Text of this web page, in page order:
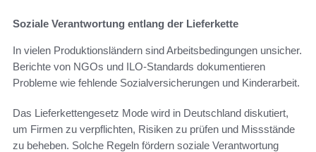
Soziale Verantwortung entlang der Lieferkette
In vielen Produktionsländern sind Arbeitsbedingungen unsicher.
Berichte von NGOs und ILO-Standards dokumentieren
Probleme wie fehlende Sozialversicherungen und Kinderarbeit.
Das Lieferkettengesetz Mode wird in Deutschland diskutiert,
um Firmen zu verpflichten, Risiken zu prüfen und Missstände
zu beheben. Solche Regeln fördern soziale Verantwortung